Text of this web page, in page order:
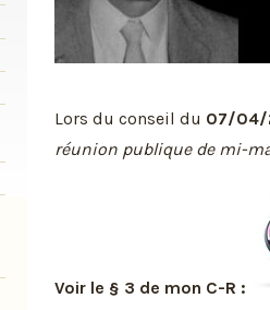
Lors du conseil du 07/04/
réunion publique de mi-
Voir le § 3 de mon C-R :